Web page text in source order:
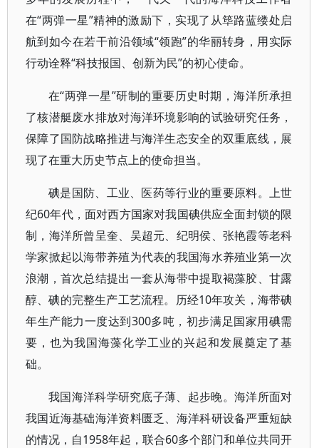
在“两弹一星”精神的激励下，实现了从筚路蓝缕处启
航到如今在若干前沿领域“领跑”的华丽转身，用实际
行动诠释“科技报国、创新为民”的初心使命。
在“两弹一星”研制的重要历史时期，海洋所承担
了核潜艇废水排放对海洋环境影响的试验研究任务，
保障了国防战略推进与海洋生态安全的双重底线，展
现了在重大历史节点上的使命担当。
碘是国防、工业、医药等行业的重要原料。上世
纪60年代，面对西方国家对我国碘供应全面封锁的限
制，海洋所曾呈奎、吴超元、纪明侯、张艳霞等老科
学家掀起以海带养殖为代表的我国海水养殖业第一次
浪潮，首次总结提出一套从海带中提取褐藻胶、甘露
醇、碘的完整生产工艺流程。历经10年攻关，海带碘
年生产能力一度达到300多吨，初步满足国家用碘需
要，也为我国海藻化学工业的兴起和发展奠定了基
础。
我国海洋科学研究底子薄、起步晚。海洋所面对
我国近海基础海洋资料匮乏、海洋科研设备严重短缺
的情况，自1958年起，联合60多个部门和单位共同开